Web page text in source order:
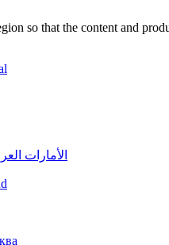
so that the content and
الأمارات